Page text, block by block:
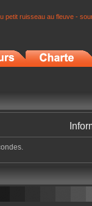
petit ruisseau au fleuve -